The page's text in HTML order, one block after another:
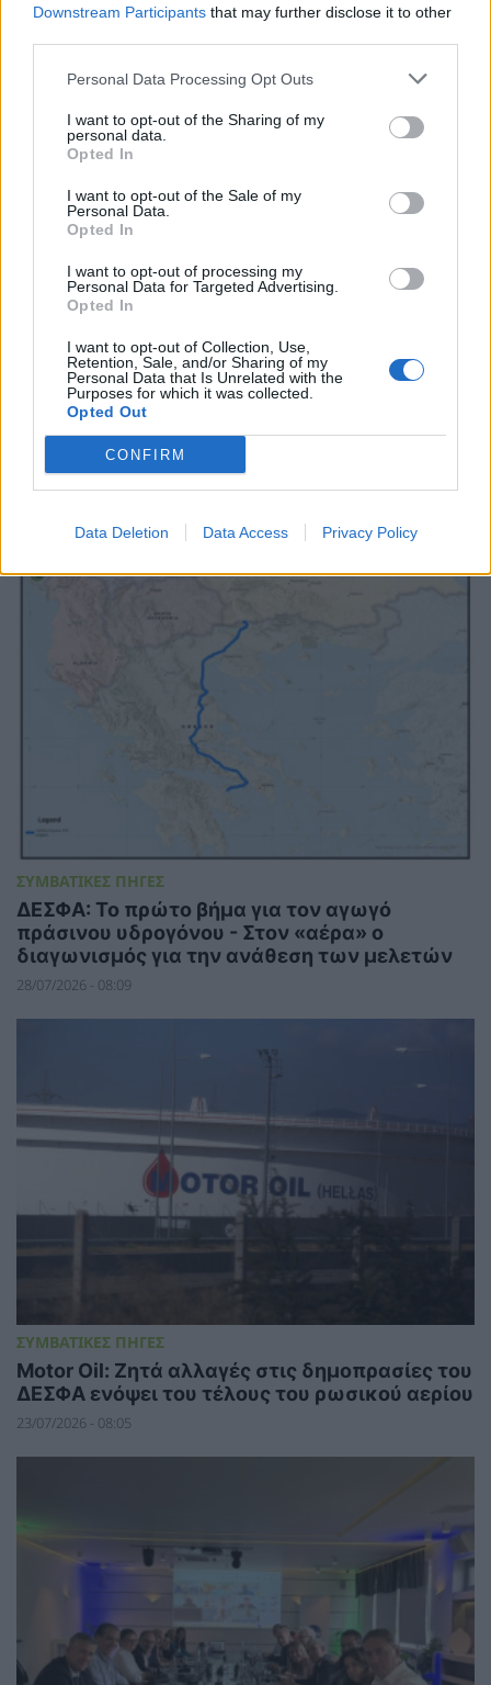
Downstream Participants that may further disclose it to other
Personal Data Processing Opt Outs
I want to opt-out of the Sharing of my
personal data.
Opted In
I want to opt-out of the Sale of my
Personal Data.
Opted In
I want to opt-out of processing my
Personal Data for Targeted Advertising.
Opted In
I want to opt-out of Collection, Use,
Retention, Sale, and/or Sharing of my
Personal Data that Is Unrelated with the
Purposes for which it was collected.
Opted Out
CONFIRM
Data Deletion Data Access Privacy Policy
ΣΥΜΒΑΤΙΚΕΣ ΠΗΓΕΣ
Gastrade προς ΔΕΣΦΑ: Ζητά μεγαλύτερη
ΧΡΗΣΤΙΚΑ
ΕΜΠ: Έναρξη λειτουργίας του νέου
Επαγγελματικού Διατμηματικού
Προγράμματος Μεταπτυχιακών Σπουδών
«Ενεργειακά Συστήματα και Αειφορία»
ΣΥΜΒΑΤΙΚΕΣ ΠΗΓΕΣ
ΔΕΣΦΑ: Το πρώτο βήμα για τον αγωγό
πράσινου υδρογόνου - Στον «αέρα» ο
διαγωνισμός για την ανάθεση των μελετών
28/07/2026 - 08:09
ΣΥΜΒΑΤΙΚΕΣ ΠΗΓΕΣ
Motor Oil: Ζητά αλλαγές στις δημοπρασίες του
ΔΕΣΦΑ ενόψει του τέλους του ρωσικού αερίου
23/07/2026 - 08:05